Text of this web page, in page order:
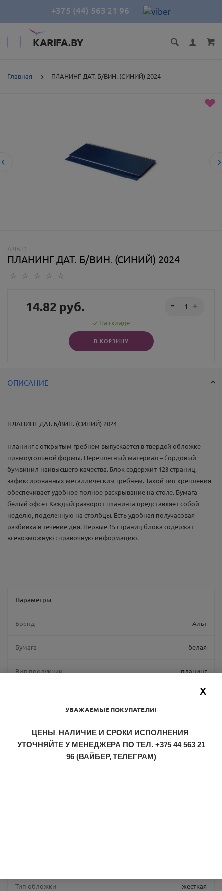
+375 (44) 563 21 96
KARIFA.BY
Главная ПЛАНИНГ ДАТ. Б/ВИН. (СИНИЙ) 2024
АЛЬТ1
ПЛАНИНГ ДАТ. Б/ВИН. (СИНИЙ) 2024
14.82 руб.
На складе
В КОРЗИНУ
ОПИСАНИЕ
ПЛАНИНГ ДАТ. Б/ВИН. (СИНИЙ) 2024
Планинг с открытым гребнем выпускается в твердой обложке
прямоугольной формы. Переплетный материал – бордовый
бумвинил наивысшего качества. Блок содержит 128 страниц,
зафиксированных металлическим гребнем. Такой тип крепления
обеспечивает удобное полное раскрывание на столе. Бумага
белый офсет Каждый разворот планинга представляет собой
неделю, поделенную на столбцы. Есть удобная получасовая
разбивка в течение дня. Первые 15 страниц блока содержат
всевозможную справочную информацию.
Параметры
Бренд Альт
Бумага белая
Вид продукции планинг
30,5 х 13 х 1 см
Количество страниц 128 страниц
Тип обложки жесткая
X
УВАЖАЕМЫЕ ПОКУПАТЕЛИ!
ЦЕНЫ, НАЛИЧИЕ И СРОКИ ИСПОЛНЕНИЯ
УТОЧНЯЙТЕ У МЕНЕДЖЕРА ПО ТЕЛ. +375 44 563 21
96(ВАЙБЕР, ТЕЛЕГРАМ)